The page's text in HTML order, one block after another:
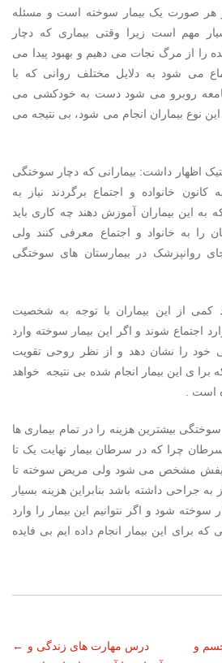
هر صورت یک بیمار سوخته است و مسئله
مهم است زیرا وقتی بیماری که دچار
۸۰ درصد شده را از مرگ نجات می دهیم و بهبود پیدا می
می شود به دلایل مختلف روانی که با
جامعه روبرو می شود دست به خودکشی می
نوع بیماران انجام می شود، بی نتیجه می
اظهار داشت: بیمارانی که دچار سوختگی
خانواده و اجتماع برگردند نیاز به
به این بیماران آموزش دهند چه کاری باید
را به خانواد و اجتماع معرفی کنند ولی
روانپزشک در بیمارستان های سوختگی
کمی از این بیماران با توجه به شخصیت
اجتماع شوند و اگر این بیمار سوخته وارد
خود را نشان دهد و از نظر روحی تقویت
برا ی این بیمار انجام شده بی نتیجه خواهد
است .
بیشترین هزینه را در تمام بیماری ها
چرا که در سرطان بیمار نهایت یک تا
مشخص می شود ولی مریض سوخته تا
جراحی داشته باشد بنابراین هزینه بسیار
سوخته شود و اگر نتوانیم این بیمار را وارد
که برای این بیمار انجام داده ایم بی فایده
← درس مهارت های زندگی و
و